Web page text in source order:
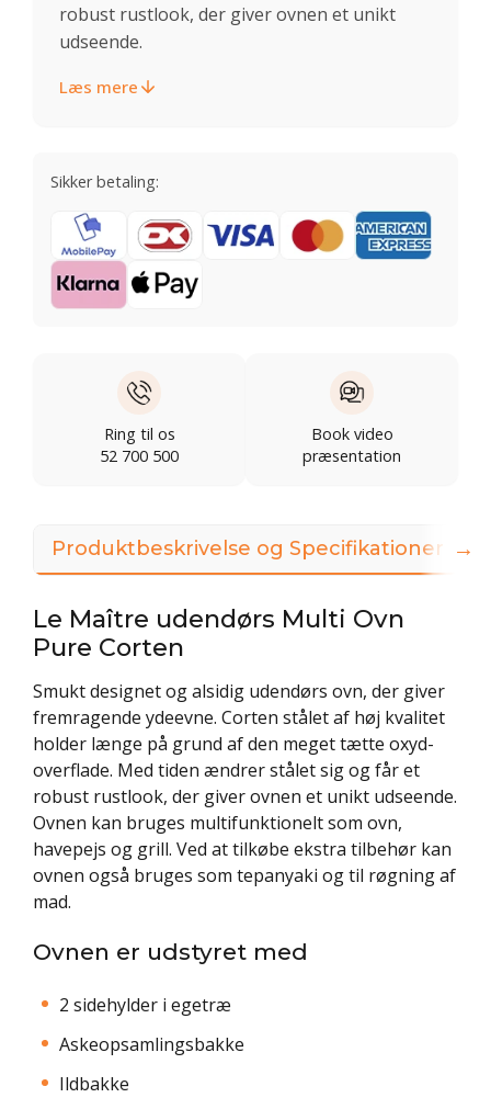
robust rustlook, der giver ovnen et unikt
udseende.
Læs mere
Sikker betaling:
Ring til os
52 700 500
Book video
præsentation
Produktbeskrivelse og Specifikationer
Le Maître udendørs Multi Ovn
Pure Corten
Smukt designet og alsidig udendørs ovn, der giver
fremragende ydeevne. Corten stålet af høj kvalitet
holder længe på grund af den meget tætte oxyd-
overflade. Med tiden ændrer stålet sig og får et
robust rustlook, der giver ovnen et unikt udseende.
Ovnen kan bruges multifunktionelt som ovn,
havepejs og grill. Ved at tilkøbe ekstra tilbehør kan
ovnen også bruges som tepanyaki og til røgning af
mad.
Ovnen er udstyret med
2 sidehylder i egetræ
Askeopsamlingsbakke
Ildbakke
→